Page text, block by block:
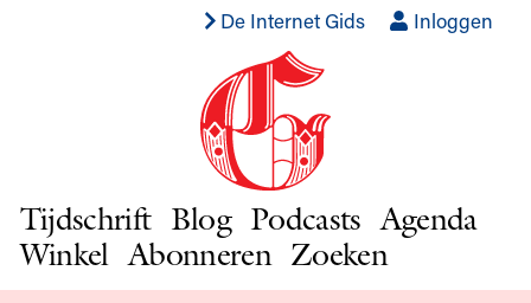
De Internet Gids Inloggen
Tijdschrift Blog Podcasts Agenda
Winkel Abonneren Zoeken